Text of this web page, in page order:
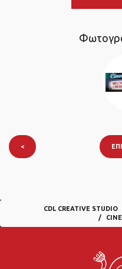
<
CDL CREATIVE STUDIO